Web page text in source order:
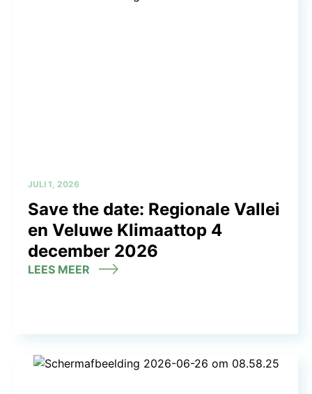
JULI 1, 2026
Save the date: Regionale Vallei
en Veluwe Klimaattop 4
december 2026
LEES MEER